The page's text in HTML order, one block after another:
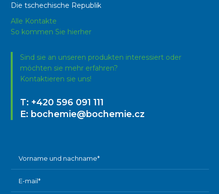
Die tschechische Republik
Alle Kontakte
So kommen Sie hierher
Sind sie an unseren produkten interessiert oder
möchten sie mehr erfahren?
Kontaktieren sie uns!
T: +420 596 091 111
E: bochemie@bochemie.cz